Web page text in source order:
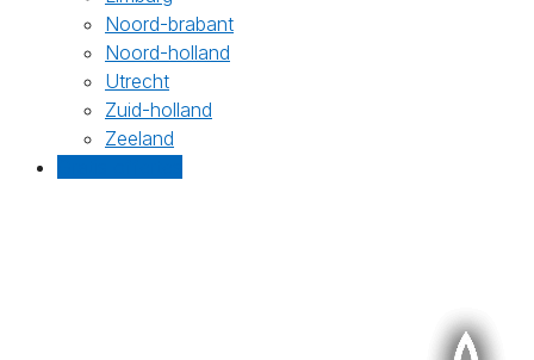
Noord-brabant
Noord-holland
Utrecht
Zuid-holland
Zeeland